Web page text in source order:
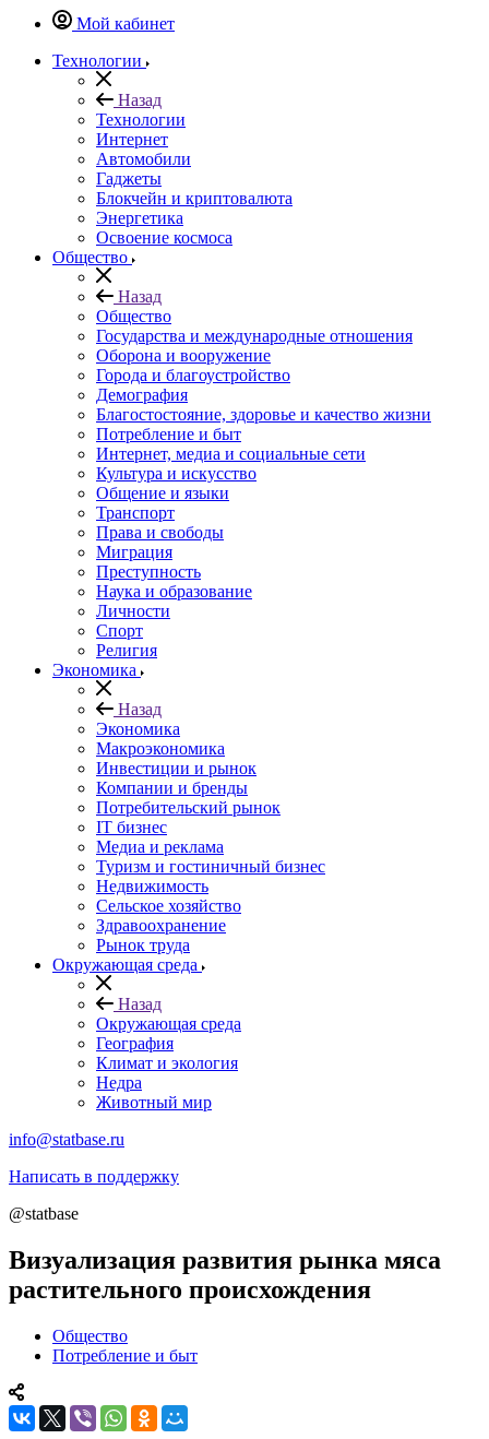
Мой кабинет
Технологии
Назад
Технологии
Интернет
Автомобили
Гаджеты
Блокчейн и криптовалюта
Энергетика
Освоение космоса
Общество
Назад
Общество
Государства и международные отношения
Оборона и вооружение
Города и благоустройство
Демография
Благостостояние, здоровье и качество жизни
Потребление и быт
Интернет, медиа и социальные сети
Культура и искусство
Общение и языки
Транспорт
Права и свободы
Миграция
Преступность
Наука и образование
Личности
Спорт
Религия
Экономика
Назад
Экономика
Макроэкономика
Инвестиции и рынок
Компании и бренды
Потребительский рынок
IT бизнес
Медиа и реклама
Туризм и гостиничный бизнес
Недвижимость
Сельское хозяйство
Здравоохранение
Рынок труда
Окружающая среда
Назад
Окружающая среда
География
Климат и экология
Недра
Животный мир
info@statbase.ru
Написать в поддержку
@statbase
Визуализация развития рынка мяса
растительного происхождения
Общество
Потребление и быт